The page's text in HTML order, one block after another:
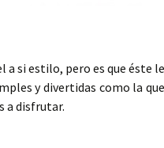
a si estilo, pero es que éste le
y divertidas como la que
a disfrutar.